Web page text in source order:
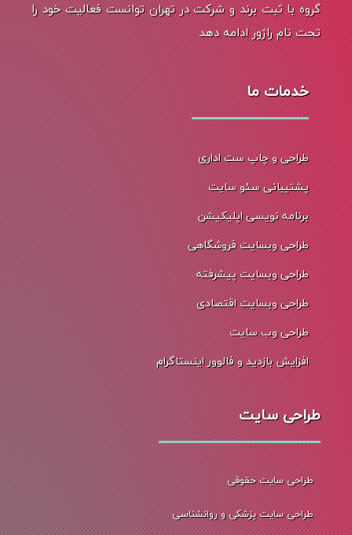
گروه با ثبت برند و شرکت در تهران توانست فعالیت خود را
تحت نام راژور ادامه دهد
خدمات ما
طراحی و چاپ ست اداری
پشتیبانی سئو سایت
برنامه نویسی اپلیکیشن
طراحی وبسایت فروشگاهی
طراحی وبسایت پیشرفته
طراحی وبسایت اقتصادی
طراحی وب سایت
افزایش بازدید و فالوور اینستاگرام
طراحی سایت
طراحی سایت حقوقی
طراحی سایت پزشکی و روانشناسی